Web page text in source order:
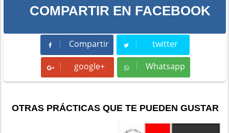
COMPARTIR EN FACEBOOK
Compartir
Compartir twitter
Tweet
google+ Whatsapp
Whatsapp
OTRAS PRÁCTICAS QUE TE PUEDEN GUSTAR